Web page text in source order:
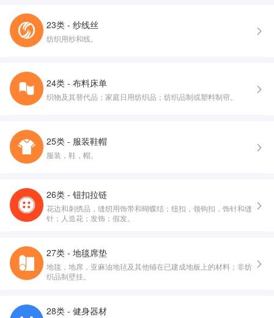
23类 - 纱线丝
纺织用纱和线。
24类 - 布料床单
织物及其替代品；家庭日用纺织品；纺织品制或塑料制帘。
25类 - 服装鞋帽
服装，鞋，帽。
26类 - 钮扣拉链
花边和刺绣品，缝纫用饰带和蝴蝶结；纽扣，领钩扣，饰针和缝
针；人造花；发饰；假发。
27类 - 地毯席垫
地毯，地席，亚麻油地毡及其他铺在已建成地板上的材料；非纺
织品制壁挂。
28类 - 健身器材